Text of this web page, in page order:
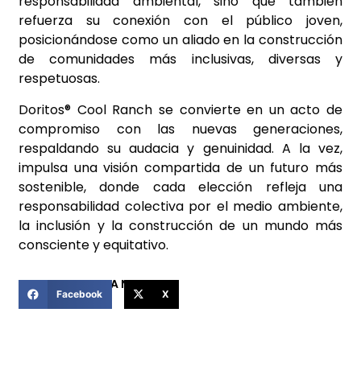
refuerza su conexión con el público joven,
posicionándose como un aliado en la construcción
de comunidades más inclusivas, diversas y
respetuosas.
Doritos® Cool Ranch se convierte en un acto de
compromiso con las nuevas generaciones,
respaldando su audacia y genuinidad. A la vez,
impulsa una visión compartida de un futuro más
sostenible, donde cada elección refleja una
responsabilidad colectiva por el medio ambiente,
la inclusión y la construcción de un mundo más
consciente y equitativo.
COMPARTIR ESTA NOTICIA
Facebook X